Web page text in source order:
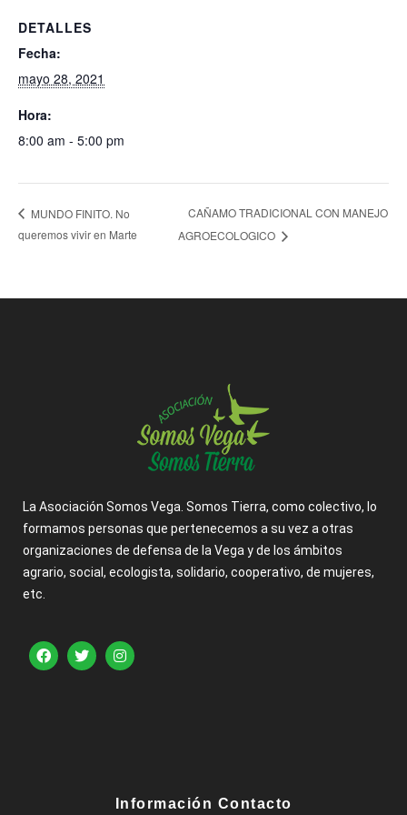
DETALLES
Fecha:
mayo 28, 2021
Hora:
8:00 am - 5:00 pm
MUNDO FINITO. No
queremos vivir en Marte
CAÑAMO TRADICIONAL CON MANEJO
AGROECOLOGICO
La Asociación Somos Vega. Somos Tierra, como colectivo, lo
formamos personas que pertenecemos a su vez a otras
organizaciones de defensa de la Vega y de los ámbitos
agrario, social, ecologista, solidario, cooperativo, de mujeres,
etc.
Información Contacto